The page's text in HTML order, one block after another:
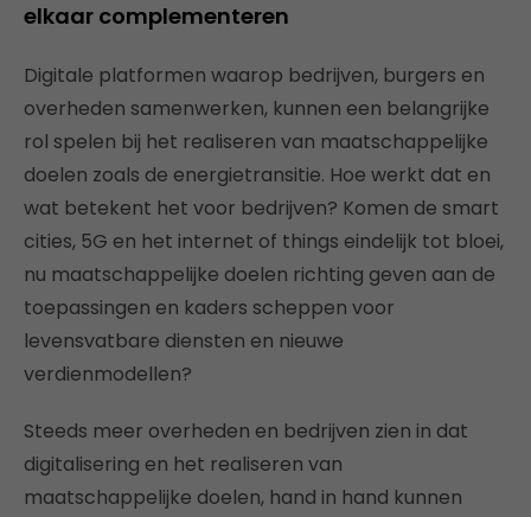
elkaar complementeren
Digitale platformen waarop bedrijven, burgers en
overheden samenwerken, kunnen een belangrijke
rol spelen bij het realiseren van maatschappelijke
doelen zoals de energietransitie. Hoe werkt dat en
wat betekent het voor bedrijven? Komen de smart
cities, 5G en het internet of things eindelijk tot bloei,
nu maatschappelijke doelen richting geven aan de
toepassingen en kaders scheppen voor
levensvatbare diensten en nieuwe
verdienmodellen?
Steeds meer overheden en bedrijven zien in dat
digitalisering en het realiseren van
maatschappelijke doelen, hand in hand kunnen